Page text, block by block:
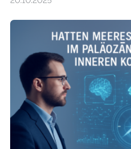
Umweltwissenschaften der
Stoffkreislauf im Ozean prägen.
mit dem Titel „Iron’s Irony“ ist
& Environment erschienen. Die
Forschungsergebnisse
neu, um zu erklären, wie Eisen,
Systemen freigesetzt wird,
transportiert werden kann. „Das…